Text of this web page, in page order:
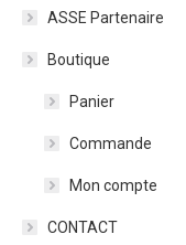
ASSE Partenaire
Boutique
Panier
Commande
Mon compte
CONTACT